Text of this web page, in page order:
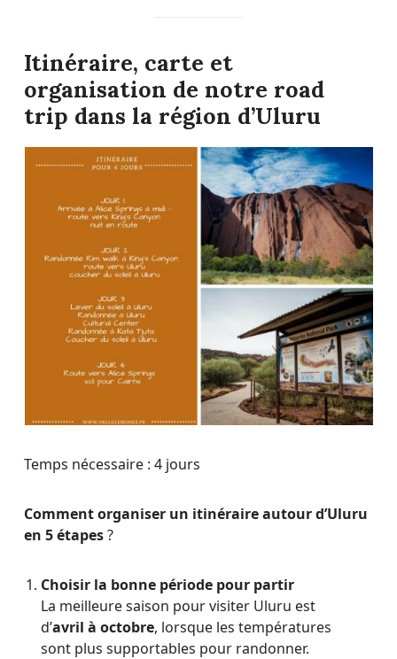
Itinéraire, carte et
organisation de notre road
trip dans la région d’Uluru
Temps nécessaire :4 jours
Comment organiser un itinéraire autour d’Uluru
en 5 étapes?
Choisir la bonne période pour partir
La meilleure saison pour visiter Uluru est
d’avril à octobre, lorsque les températures
sont plus supportables pour randonner.